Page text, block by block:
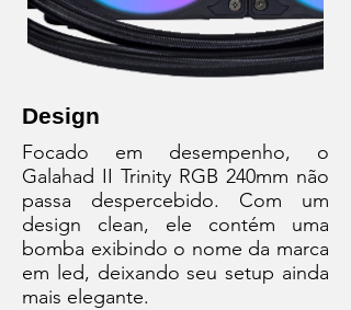
Design
Focado em desempenho, o
Galahad II Trinity RGB 240mm não
passa despercebido. Com um
design clean, ele contém uma
bomba exibindo o nome da marca
em led, deixando seu setup ainda
mais elegante.